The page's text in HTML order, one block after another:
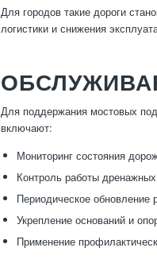
Для городов такие дороги
логистики и снижения
Для поддержания мостовых
включают:
Мониторинг состояния
Контроль работы
Периодическое обновление
Укрепление оснований и
Применение